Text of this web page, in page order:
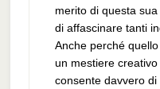
merito di questa
di affascinare tanti
Anche perché
un mestiere
consente davvero